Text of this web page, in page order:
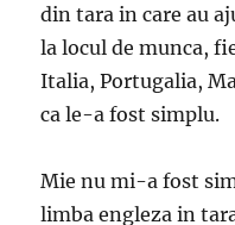
din tara in care au
la locul de munca,
Italia, Portugalia,
ca le-a fost simplu.
Mie nu mi-a fost
limba engleza in